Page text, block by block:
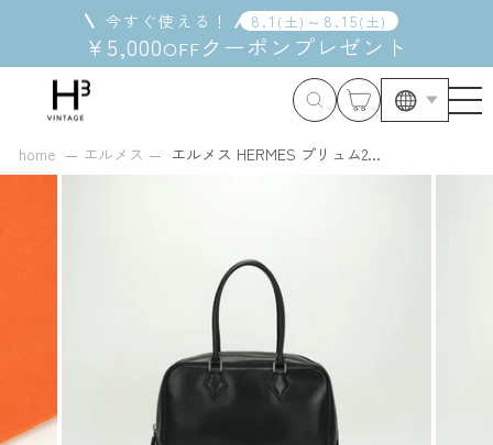
キ
今すぐ使える！ 8 . 1 ( 土) ～ 8 . 15( 土)
¥5,000OFFクーポン プレゼント
home エルメス エルメス HERMES プリュム2...